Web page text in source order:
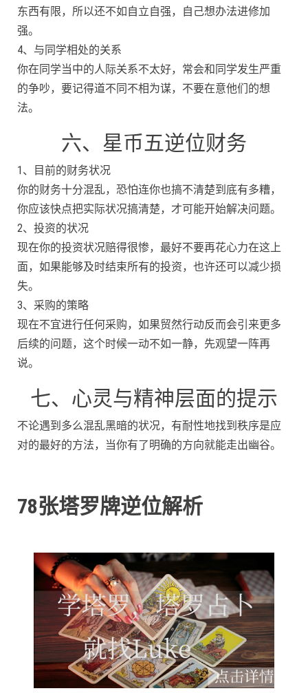
东西有限，所以还不如自立自强，自己想办法进修加
强。
4、与同学相处的关系
你在同学当中的人际关系不太好，常会和同学发生严重
的争吵，要记得道不同不相为谋，不要在意他们的想
法。
六、星币五逆位财务
1、目前的财务状况
你的财务十分混乱，恐怕连你也搞不清楚到底有多糟，
你应该快点把实际状况搞清楚，才可能开始解决问题。
2、投资的状况
现在你的投资状况赔得很惨，最好不要再花心力在这上
面，如果能够及时结束所有的投资，也许还可以减少损
失。
3、采购的策略
现在不宜进行任何采购，如果贸然行动反而会引来更多
后续的问题，这个时候一动不如一静，先观望一阵再
说。
七、心灵与精神层面的提示
不论遇到多么混乱黑暗的状况，有耐性地找到秩序是应
对的最好的方法，当你有了明确的方向就能走出幽谷。
78张塔罗牌逆位解析